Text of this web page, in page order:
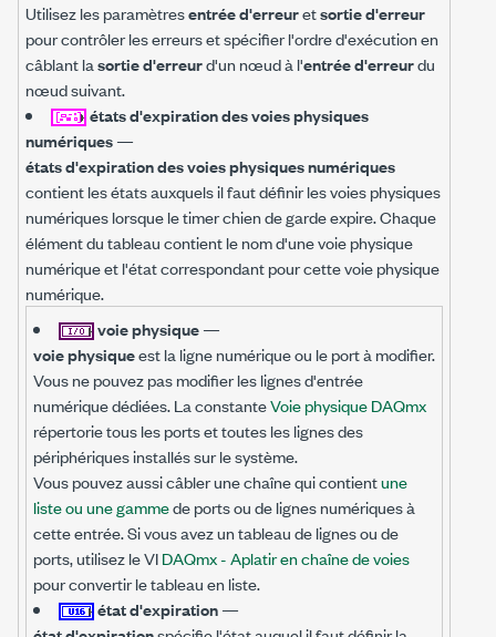
Utilisez les paramètresentrée d'erreuretsortie d'erreur
pour contrôler les erreurs et spécifier l'ordre d'exécution en
câblant lasortie d'erreurd'un nœud à l'entrée d'erreurdu
nœud suivant.
états d'expiration des voies physiques
numériques—
états d'expiration des voies physiques numériques
contient les états auxquels il faut définir les voies physiques
numériques lorsque le timer chien de garde expire. Chaque
élément du tableau contient le nom d'une voie physique
numérique et l'état correspondant pour cette voie physique
numérique.
voie physique—
voie physiqueest la ligne numérique ou le port à modifier.
Vous ne pouvez pas modifier les lignes d'entrée
numérique dédiées. La constanteVoie physique DAQmx
répertorie tous les ports et toutes les lignes des
périphériques installés sur le système.
Vous pouvez aussi câbler une chaîne qui contientune
liste ou une gammede ports ou de lignes numériques à
cette entrée. Si vous avez un tableau de lignes ou de
ports, utilisez le VIDAQmx - Aplatir en chaîne de voies
pour convertir le tableau en liste.
état d'expiration—